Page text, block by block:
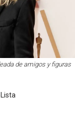
de amigos y figuras